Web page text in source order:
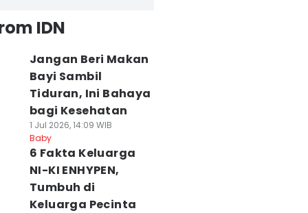
IDN
Jangan Beri Makan
Bayi Sambil
Tiduran, Ini Bahaya
bagi Kesehatan
1 Jul 2026, 14:09 WIB
Baby
6 Fakta Keluarga
NI-KI ENHYPEN,
Tumbuh di
Keluarga Pecinta